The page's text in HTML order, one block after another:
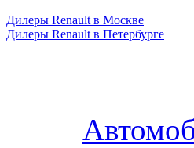
Дилеры Renault в Москве
Дилеры Renault в Петербурге